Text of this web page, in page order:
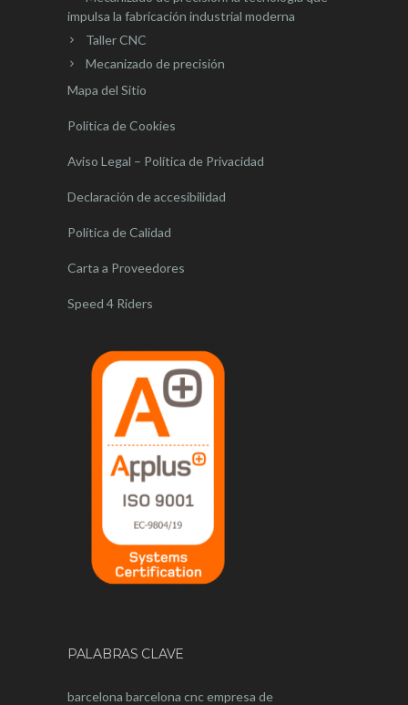
impulsa la fabricación industrial moderna
Taller CNC
Mecanizado de precisión
Mapa del Sitio
Política de Cookies
Aviso Legal – Política de Privacidad
Declaración de accesibilidad
Política de Calidad
Carta a Proveedores
Speed 4 Riders
PALABRAS CLAVE
barcelona barcelona cncempresa de